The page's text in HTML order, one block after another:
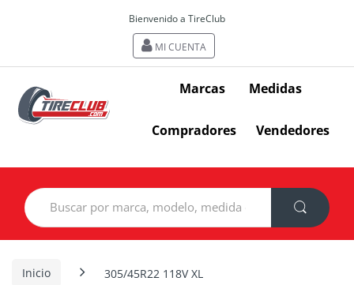
Bienvenido a TireClub
MI CUENTA
Marcas Medidas
Compradores Vendedores
Search
for:
Inicio 305/45R22 118V XL